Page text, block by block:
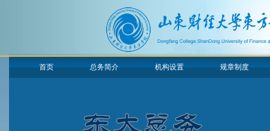
首页 总务简介 机构设置 规章制度